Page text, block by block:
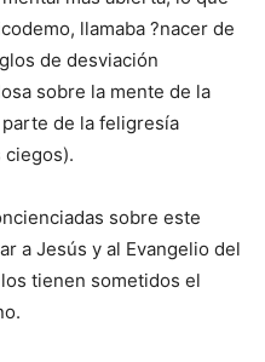
llamaba ?nacer de
de desviación
sobre la mente de la
de la feligresía
ciegos).
sobre este
a Jesús y al Evangelio del
tienen sometidos el